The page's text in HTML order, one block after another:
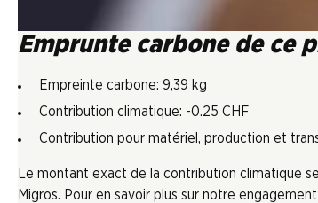
Emprunte carbone de ce
Empreinte carbone: 9,39 kg
Contribution climatique: -0.25 CHF
Contribution pour matériel, production et
Le montant exact de la contribution climatique
Migros. Pour en savoir plus sur notre